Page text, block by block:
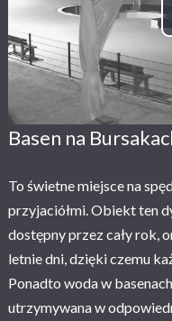
Basen na
To świetne miejsce na
przyjaciółmi. Obiekt ten
dostępny przez cały rok,
letnie dni, dzięki czemu
Ponadto woda w
utrzymywana w